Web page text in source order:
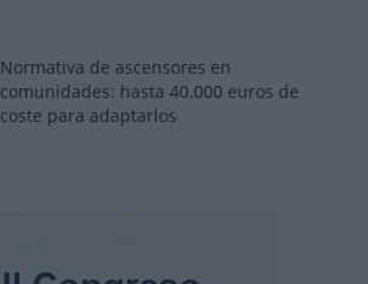
Normativa de ascensores en
comunidades: hasta 40.000 euros de
coste para adaptarlos